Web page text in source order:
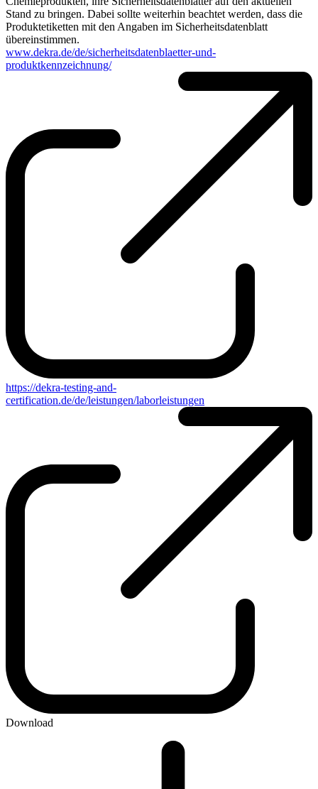
Stand zu bringen. Dabei sollte weiterhin beachtet werden, dass die
Produktetiketten mit den Angaben im Sicherheitsdatenblatt
übereinstimmen.
www.dekra.de/de/sicherheitsdatenblaetter-und-
produktkennzeichnung/
https://dekra-testing-and-
certification.de/de/leistungen/laborleistungen
Download